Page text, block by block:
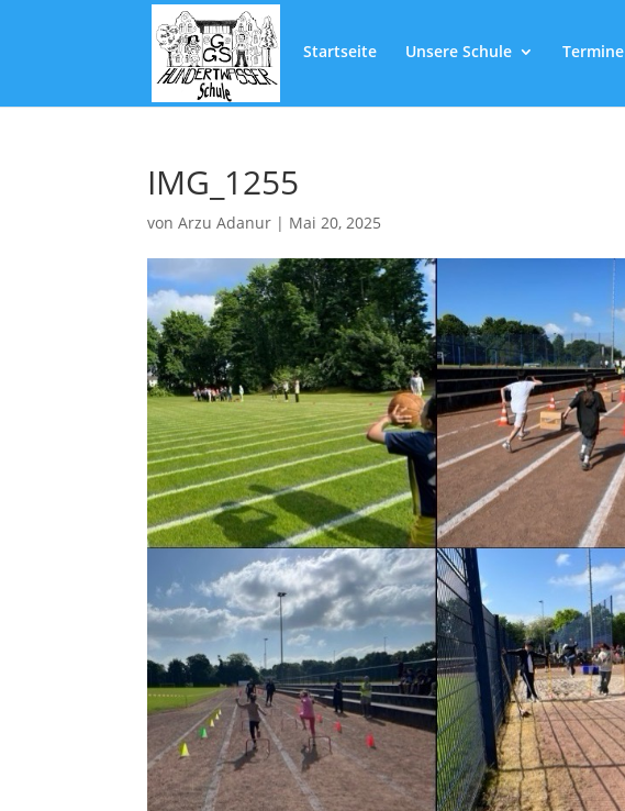
Startseite Unsere Schule Termine
IMG_1255
vonArzu Adanur | Mai 20, 2025